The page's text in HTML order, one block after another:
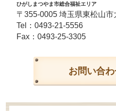
ひがしまつやま市総合福祉エリア
〒355-0005 埼玉県東松山
Tel： 0493-21-5556
Fax：0493-25-3305
お問い合